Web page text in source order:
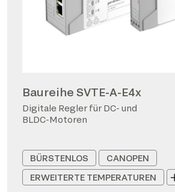
Baureihe SVTE-A-E4x
Digitale Regler für DC- und
BLDC-Motoren
BÜRSTENLOS
CANOPEN
ERWEITERTE TEMPERATUREN